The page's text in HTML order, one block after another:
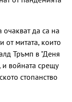
да са на
от митата, които
Тръмп в "Деня
войната срещу
стопанство